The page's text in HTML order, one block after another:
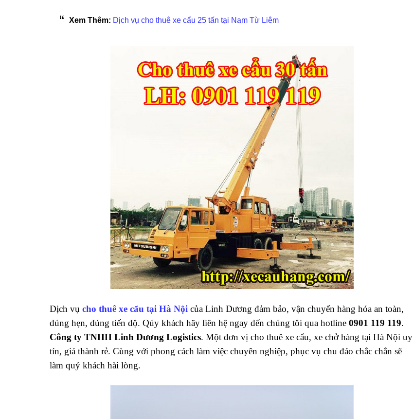
Xem Thêm: Dịch vụ cho thuê xe cẩu 25 tấn tại Nam Từ Liêm
Dịch vụ cho thuê xe cẩu tại Hà Nội của Linh Dương đảm bảo, vận chuyển hàng hóa an toàn,
đúng hẹn, đúng tiến độ. Qúy khách hãy liên hệ ngay đến chúng tôi qua hotline 0901 119 119.
Công ty TNHH Linh Dương Logistics. Một đơn vị cho thuê xe cẩu, xe chở hàng tại Hà Nội uy
tín, giá thành rẻ. Cùng với phong cách làm việc chuyên nghiệp, phục vụ chu đáo chắc chắn sẽ
làm quý khách hài lòng.